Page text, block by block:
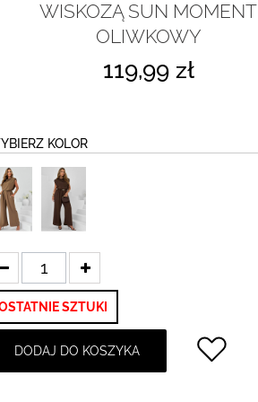
WISKOZĄ SUN MOMENT
OLIWKOWY
119,99 zł
KOLOR
SZTUKI
DODAJ DO KOSZYKA